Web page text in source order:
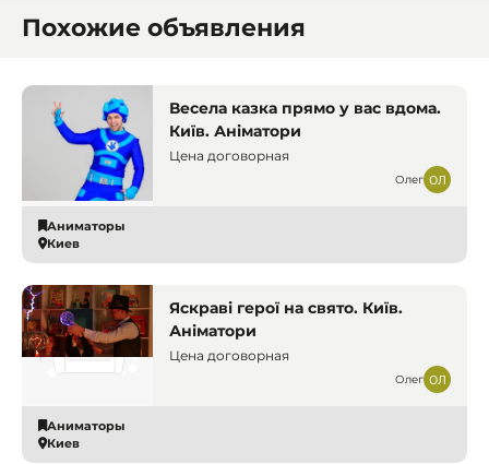
Похожие объявления
Весела казка прямо у вас вдома.
Київ. Аніматори
Цена договорная
Олег
Аниматоры
Киев
Яскраві герої на свято. Київ.
Аніматори
Цена договорная
Олег
Аниматоры
Киев